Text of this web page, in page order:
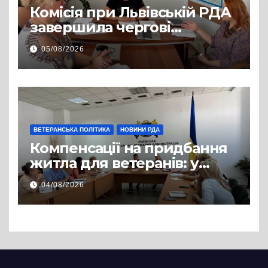
Комісія при Львівській РДА
завершила чергові
співбесіди та
рекомендувала кандидатів
на посади фахівців із
супроводу
05/08/2026
ВЕТЕРАНСЬКА ПОЛІТИКА НОВИНИ РДА
Компенсації на придбання
житла для ветеранів: у
Львівській РДА розглянули
нові заяви
04/08/2026